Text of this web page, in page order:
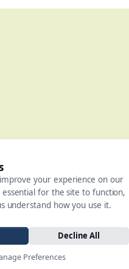
your experience on our
for the site to function,
understand how you use it.
Decline All
Preferences